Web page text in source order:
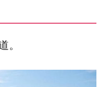
。